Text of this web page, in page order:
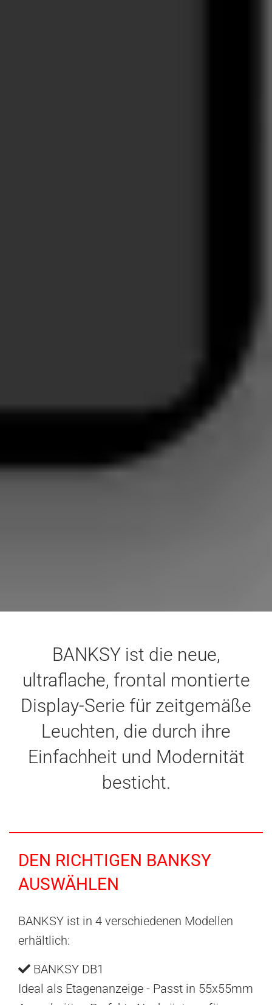
BANKSY ist die neue,
ultraflache, frontal montierte
Display-Serie für zeitgemäße
Leuchten, die durch ihre
Einfachheit und Modernität
besticht.
DEN RICHTIGEN BANKSY
AUSWÄHLEN
BANKSY ist in 4 verschiedenen Modellen
erhältlich:
BANKSY DB1
Ideal als Etagenanzeige - Passt in 55x55mm